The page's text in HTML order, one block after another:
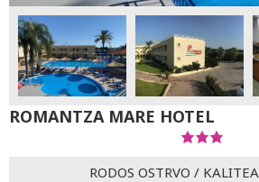
ROMANTZA MARE HOTEL
RODOS OSTRVO / KALITEA